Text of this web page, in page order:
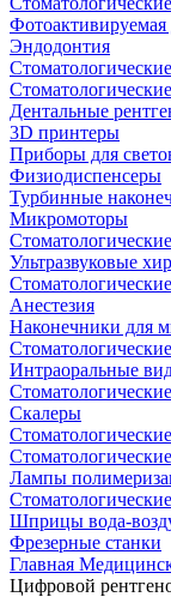
Эндодонтия
Дентальные
3D принтеры
Приборы для
Физиодиспенсеры
Турбинные
Микромоторы
Ультразвуковые
Анестезия
Наконечники для
Интраоральные
Скалеры
Лампы
Шприцы вода-
Фрезерные станки
Главная
Цифровой